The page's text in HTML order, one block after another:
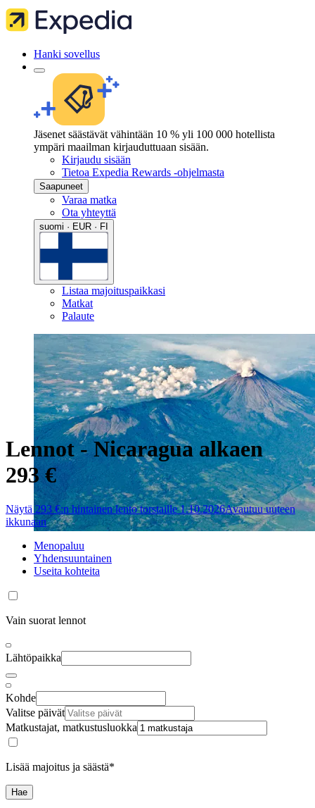
Hanki sovellus
Jäsenet säästävät vähintään 10 % yli 100 000 hotellista
ympäri maailman kirjauduttuaan sisään.
Kirjaudu sisään
Tietoa Expedia Rewards -ohjelmasta
Saapuneet
Varaa matka
Ota yhteyttä
suomi · EUR · FI
Listaa majoituspaikkasi
Matkat
Palaute
Lennot - Nicaragua alkaen
293 €
Näytä 293 €:n hintainen lento torstaille 1.10.2026Avautuu uuteen
ikkunaan
Menopaluu
Yhdensuuntainen
Useita kohteita
Vain suorat lennot
Lähtöpaikka
Kohde
Valitse päivät
Matkustajat, matkustusluokka
Lisää majoitus ja säästä*
Hae